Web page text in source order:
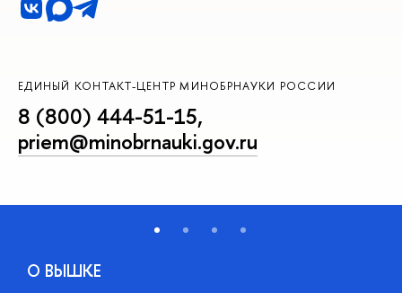
ЕДИНЫЙ КОНТАКТ-ЦЕНТР МИНОБРНАУКИ РОССИИ
8 (800) 444-51-15,
priem@minobrnauki.gov.ru
О ВЫШКЕ